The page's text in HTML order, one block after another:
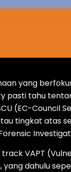
yang
pasti tahu
(EC-Council
tingkat atas
VAPT
dahulu